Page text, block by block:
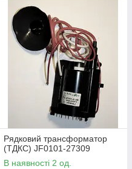
Рядковий трансформатор
(ТДКС) JF0101-27309
В наявності 2 од.